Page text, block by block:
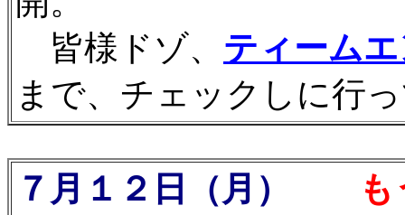
皆様ドゾ、 ティーム
まで、チェックしに行
７月１２日（月） も